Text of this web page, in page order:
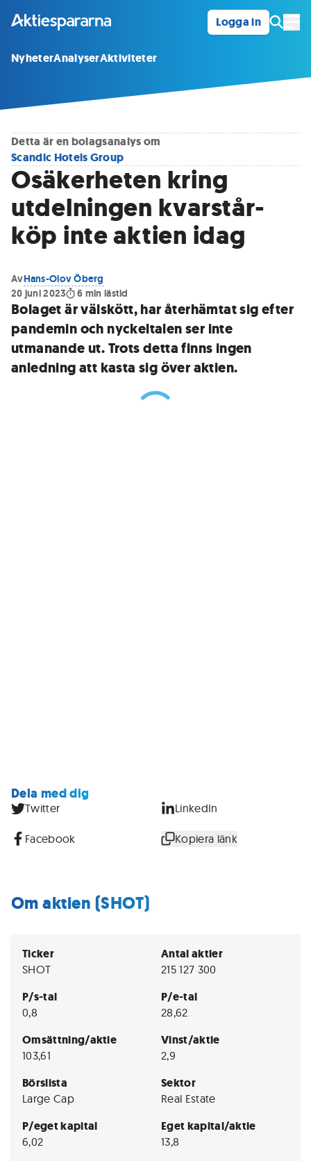
Logga in
NyheterAnalyserAktiviteter
Detta är en bolagsanalys om
Scandic Hotels Group
Osäkerheten kring
utdelningen kvarstår-
köp inte aktien idag
AvHans-Olov Öberg
20 juni 2023
6 min lästid
Bolaget är välskött, har återhämtat sig efter
pandemin och nyckeltalen ser inte
utmanande ut. Trots detta finns ingen
anledning att kasta sig över aktien.
Dela med dig
Twitter LinkedIn
Facebook Kopiera länk
Om aktien (SHOT)
Ticker
SHOT
Antal aktier
215 127 300
P/s-tal
0,8
P/e-tal
28,62
Omsättning/aktie
103,61
Vinst/aktie
2,9
Börslista
Large Cap
Sektor
Real Estate
P/eget kapital
6,02
Eget kapital/aktie
13,8